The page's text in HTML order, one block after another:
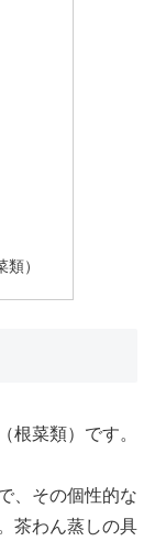
）
根菜類）です。
、その個性的な
茶わん蒸しの具